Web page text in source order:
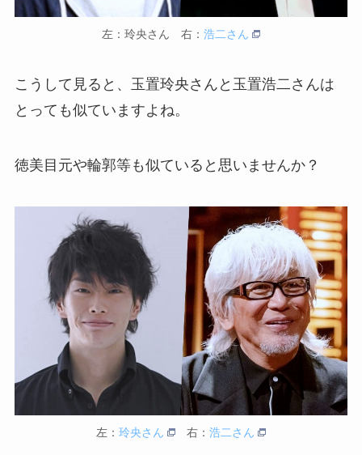
左：玲央さん 右： 浩二さん
こうして見ると、玉置玲央さんと玉置浩二さんは
とっても似ていますよね。
徳美目元や輪郭等も似ていると思いませんか？
左： 玲央さん 右： 浩二さん